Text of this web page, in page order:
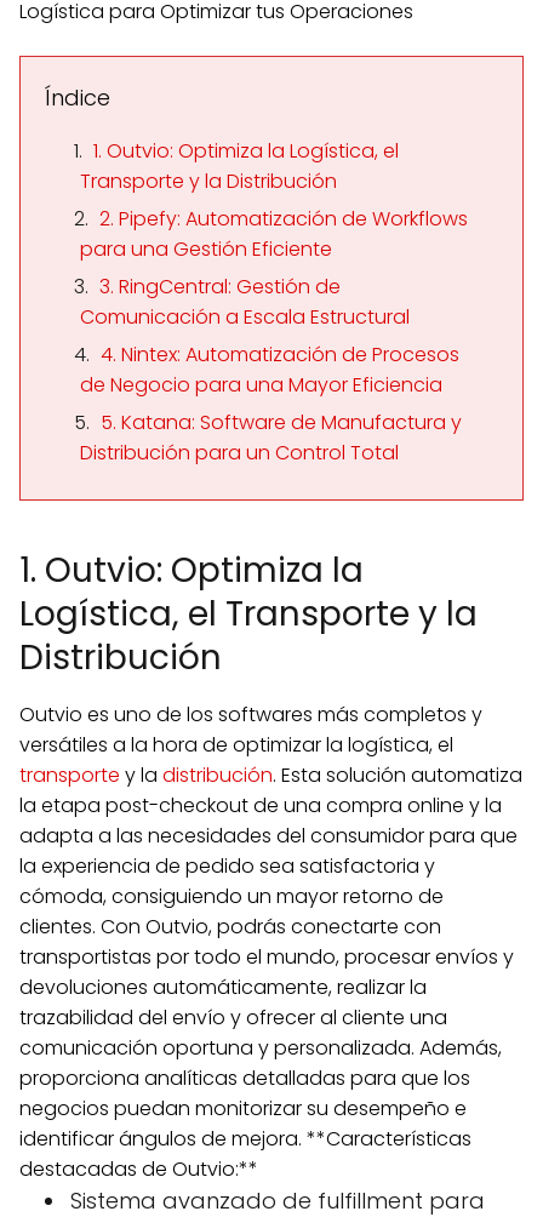
Logística para Optimizar tus Operaciones
Índice
1. Outvio: Optimiza la Logística, el
Transporte y la Distribución
2. Pipefy: Automatización de Workflows
para una Gestión Eficiente
3. RingCentral: Gestión de
Comunicación a Escala Estructural
4. Nintex: Automatización de Procesos
de Negocio para una Mayor Eficiencia
5. Katana: Software de Manufactura y
Distribución para un Control Total
1. Outvio: Optimiza la
Logística, el Transporte y la
Distribución
Outvio es uno de los softwares más completos y
versátiles a la hora de optimizar la logística, el
transporte y la distribución. Esta solución automatiza
la etapa post-checkout de una compra online y la
adapta a las necesidades del consumidor para que
la experiencia de pedido sea satisfactoria y
cómoda, consiguiendo un mayor retorno de
clientes. Con Outvio, podrás conectarte con
transportistas por todo el mundo, procesar envíos y
devoluciones automáticamente, realizar la
trazabilidad del envío y ofrecer al cliente una
comunicación oportuna y personalizada. Además,
proporciona analíticas detalladas para que los
negocios puedan monitorizar su desempeño e
identificar ángulos de mejora. **Características
destacadas de Outvio:**
Sistema avanzado de fulfillment para